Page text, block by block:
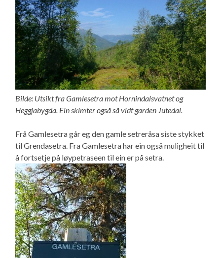
Bilde: Utsikt fra Gamlesetra mot Hornindalsvatnet og
Heggjabygda. Ein skimter også så vidt garden Jutedal.
Frå Gamlesetra går eg den gamle setreråsa siste stykket
til Grendasetra. Fra Gamlesetra har ein også muligheit til
å fortsetje på løypetraseen til ein er på setra.